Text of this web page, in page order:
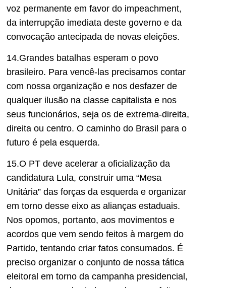
voz permanente em favor do impeachment,
da interrupção imediata deste governo e da
convocação antecipada de novas eleições.
14.Grandes batalhas esperam o povo
brasileiro. Para vencê-las precisamos contar
com nossa organização e nos desfazer de
qualquer ilusão na classe capitalista e nos
seus funcionários, seja os de extrema-direita,
direita ou centro. O caminho do Brasil para o
futuro é pela esquerda.
15.O PT deve acelerar a oficialização da
candidatura Lula, construir uma “Mesa
Unitária” das forças da esquerda e organizar
em torno desse eixo as alianças estaduais.
Nos opomos, portanto, aos movimentos e
acordos que vem sendo feitos à margem do
Partido, tentando criar fatos consumados. É
preciso organizar o conjunto de nossa tática
eleitoral em torno da campanha presidencial,